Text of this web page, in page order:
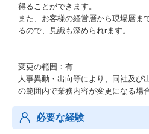
得ることができます。
また、お客様の経営層から現場層ま
るので、見識も深められrます。
変更の範囲：有
人事異動・出向等により、同社及び
の範囲内で業務内容が変更になる場
必要な経験